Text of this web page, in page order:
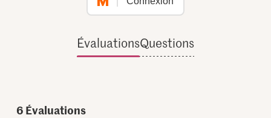
ÉvaluationsQuestions
6 Évaluations